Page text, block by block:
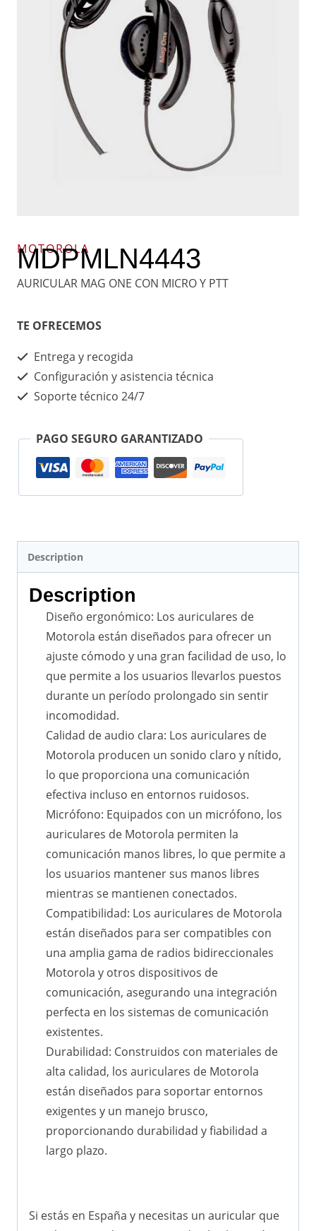
MOTOROLA
MDPMLN4443
AURICULAR MAG ONE CON MICRO Y PTT
TE OFRECEMOS
Entrega y recogida
Configuración y asistencia técnica
Soporte técnico 24/7
PAGO SEGURO GARANTIZADO
Description
Description
Diseño ergonómico: Los auriculares de
Motorola están diseñados para ofrecer un
ajuste cómodo y una gran facilidad de uso, lo
que permite a los usuarios llevarlos puestos
durante un período prolongado sin sentir
incomodidad.
Calidad de audio clara: Los auriculares de
Motorola producen un sonido claro y nítido,
lo que proporciona una comunicación
efectiva incluso en entornos ruidosos.
Micrófono: Equipados con un micrófono, los
auriculares de Motorola permiten la
comunicación manos libres, lo que permite a
los usuarios mantener sus manos libres
mientras se mantienen conectados.
Compatibilidad: Los auriculares de Motorola
están diseñados para ser compatibles con
una amplia gama de radios bidireccionales
Motorola y otros dispositivos de
comunicación, asegurando una integración
perfecta en los sistemas de comunicación
existentes.
Durabilidad: Construidos con materiales de
alta calidad, los auriculares de Motorola
están diseñados para soportar entornos
exigentes y un manejo brusco,
proporcionando durabilidad y fiabilidad a
largo plazo.
Si estás en España y necesitas un auricular que